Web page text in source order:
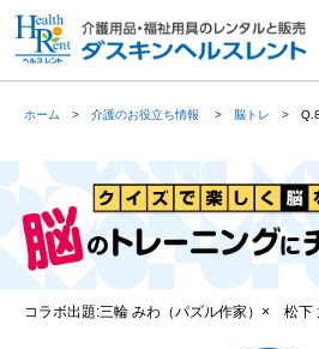
ホーム 介護のお役立ち情報 脳トレ
コラボ出題:三輪 みわ（パズル作家）× 松下